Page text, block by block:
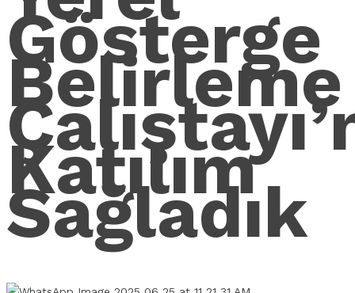
Gösterge
Belirleme
Katılım
Sağladık